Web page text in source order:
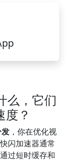
么，它们
？
，你在优化视
闪加速器通常
过短时缓存和